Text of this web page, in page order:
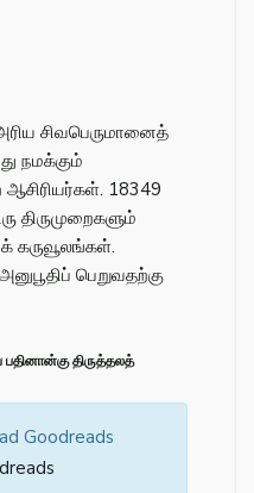
சிவபெருமானைத்
நமக்கும்
18349
கருவூலங்கள்.
பெறுவதற்கு
திருத்தலத்
Goodreads